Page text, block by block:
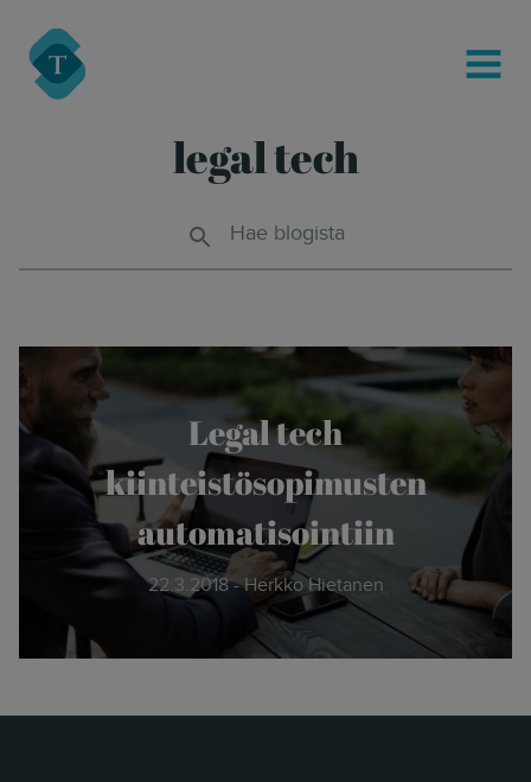
Turre Legal
MENU
legal tech
Hae blogista
Legal tech
kiinteistösopimusten
automatisointiin
22.3.2018 - Herkko Hietanen